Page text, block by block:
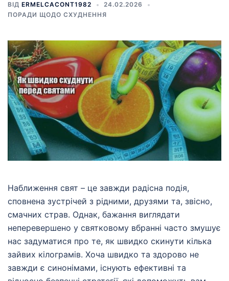
ВІД ERMELCACONT1982
24.02.2026
ПОРАДИ ЩОДО СХУДНЕННЯ
Наближення свят – це завжди радісна подія,
сповнена зустрічей з рідними, друзями та, звісно,
смачних страв. Однак, бажання виглядати
неперевершено у святковому вбранні часто змушує
нас задуматися про те, як швидко скинути кілька
зайвих кілограмів. Хоча швидко та здорово не
завжди є синонімами, існують ефективні та